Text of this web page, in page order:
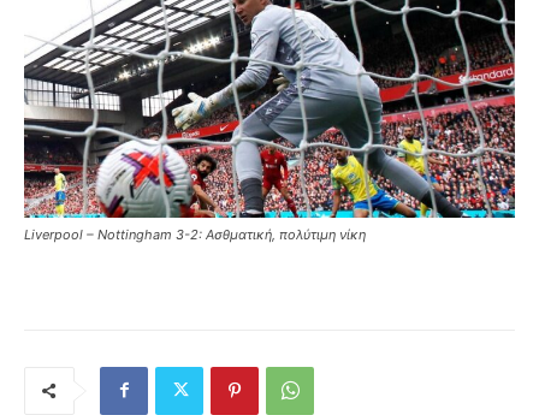
Liverpool – Nottingham 3-2: Ασθματική, πολύτιμη νίκη